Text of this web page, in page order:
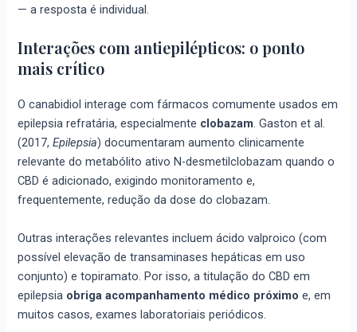
— a resposta é individual.
Interações com antiepilépticos: o ponto
mais crítico
O canabidiol interage com fármacos comumente usados em
epilepsia refratária, especialmente clobazam. Gaston et al.
(2017,Epilepsia) documentaram aumento clinicamente
relevante do metabólito ativo N-desmetilclobazam quando o
CBD é adicionado, exigindo monitoramento e,
frequentemente, redução da dose do clobazam.
Outras interações relevantes incluem ácido valproico (com
possível elevação de transaminases hepáticas em uso
conjunto) e topiramato. Por isso, a titulação do CBD em
epilepsia obriga acompanhamento médico próximo e, em
muitos casos, exames laboratoriais periódicos.